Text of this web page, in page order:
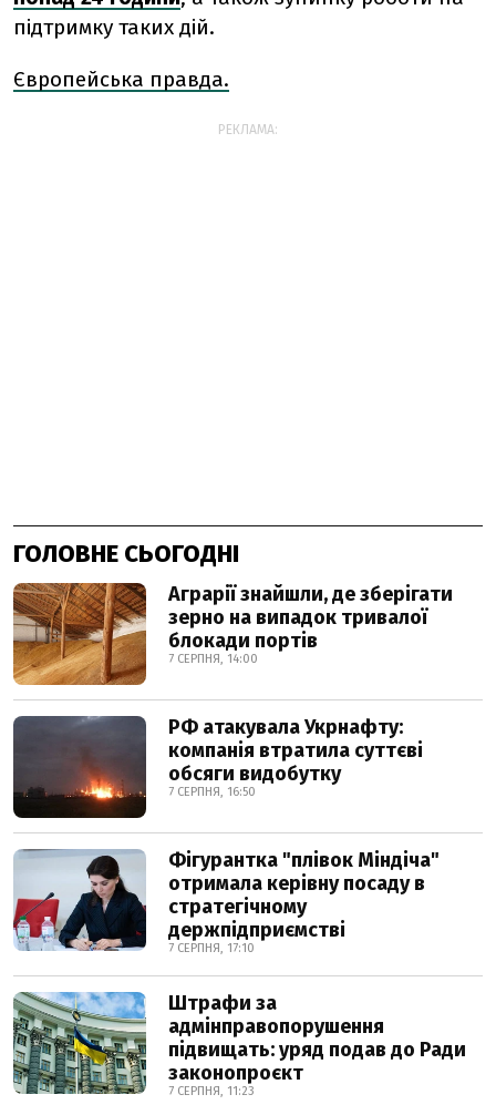
підтримку таких дій.
Європейська правда.
РЕКЛАМА:
ГОЛОВНЕ СЬОГОДНІ
Аграрії знайшли, де зберігати
зерно на випадок тривалої
блокади портів
7 СЕРПНЯ, 14:00
РФ атакувала Укрнафту:
компанія втратила суттєві
обсяги видобутку
7 СЕРПНЯ, 16:50
Фігурантка "плівок Міндіча"
отримала керівну посаду в
стратегічному
держпідприємстві
7 СЕРПНЯ, 17:10
Штрафи за
адмінправопорушення
підвищать: уряд подав до Ради
законопроєкт
7 СЕРПНЯ, 11:23